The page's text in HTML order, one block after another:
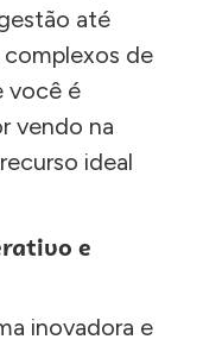
até
de
você é
vendo na
ideal
e
inovadora e